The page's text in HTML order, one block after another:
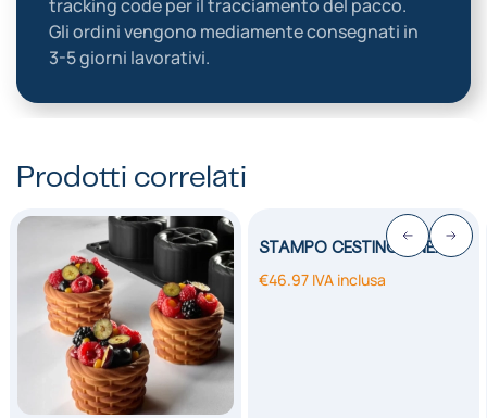
tracking code per il tracciamento del pacco.
Gli ordini vengono mediamente consegnati in
3-5 giorni lavorativi.
Prodotti correlati
STAMPO CESTINO LINEA…
€46.97 IVA inclusa